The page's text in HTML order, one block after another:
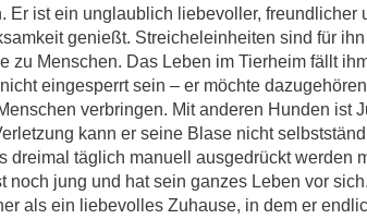
Er ist ein unglaublich liebevoller, freundlicher
genießt. Streicheleinheiten sind für
zu Menschen. Das Leben im Tierheim fällt
eingesperrt sein – er möchte
verbringen. Mit anderen Hunden ist
kann er seine Blase nicht
dreimal täglich manuell ausgedrückt werden
noch jung und hat sein ganzes Leben vor
als ein liebevolles Zuhause, in dem er